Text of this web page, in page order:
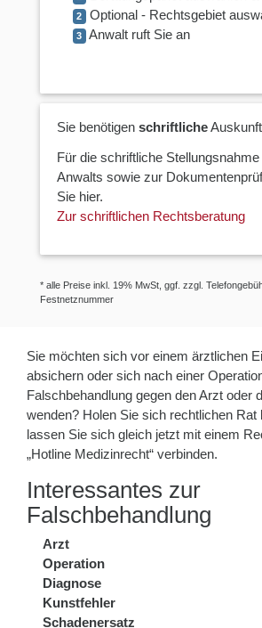
2 Optional - Rechtsgebiet
3 Anwalt ruft Sie an
Sie benötigen schriftliche
Für die schriftliche Stellungsnahme
Anwalts sowie zur
Sie hier.
Zur schriftlichen Rechtsberatung
* alle Preise inkl. 19% MwSt, ggf. zzgl.
Festnetznummer
Sie möchten sich vor einem ärztlichen
absichern oder sich nach einer
Falschbehandlung gegen den Arzt oder
wenden? Holen Sie sich rechtlichen Rat
lassen Sie sich gleich jetzt mit einem
„Hotline Medizinrecht“ verbinden.
Interessantes zur
Falschbehandlung
Arzt
Operation
Diagnose
Kunstfehler
Schadenersatz